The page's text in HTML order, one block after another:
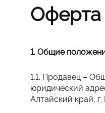
Оферта
1. Общие
1.1. Продавец –
юридический
Алтайский край, г.